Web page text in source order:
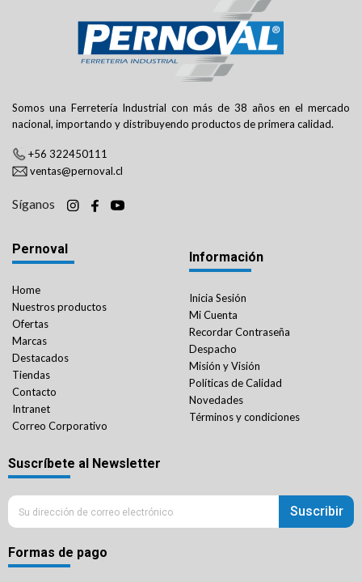
Somos una Ferretería Industrial con más de 38 años en el mercado
nacional, importando y distribuyendo productos de primera calidad.
+56 322450111
ventas@pernoval.cl
Síganos
Pernoval
Home
Nuestros productos
Ofertas
Marcas
Destacados
Tiendas
Contacto
Intranet
Correo Corporativo
Información
Inicia Sesión
Mi Cuenta
Recordar Contraseña
Despacho
Misión y Visión
Políticas de Calidad
Novedades
Términos y condiciones
Suscríbete al Newsletter
Suscribir
Formas de pago